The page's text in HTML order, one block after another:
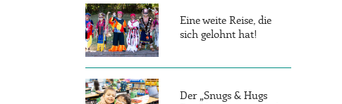
Eine weite Reise, die
sich gelohnt hat!
Der „Snugs & Hugs